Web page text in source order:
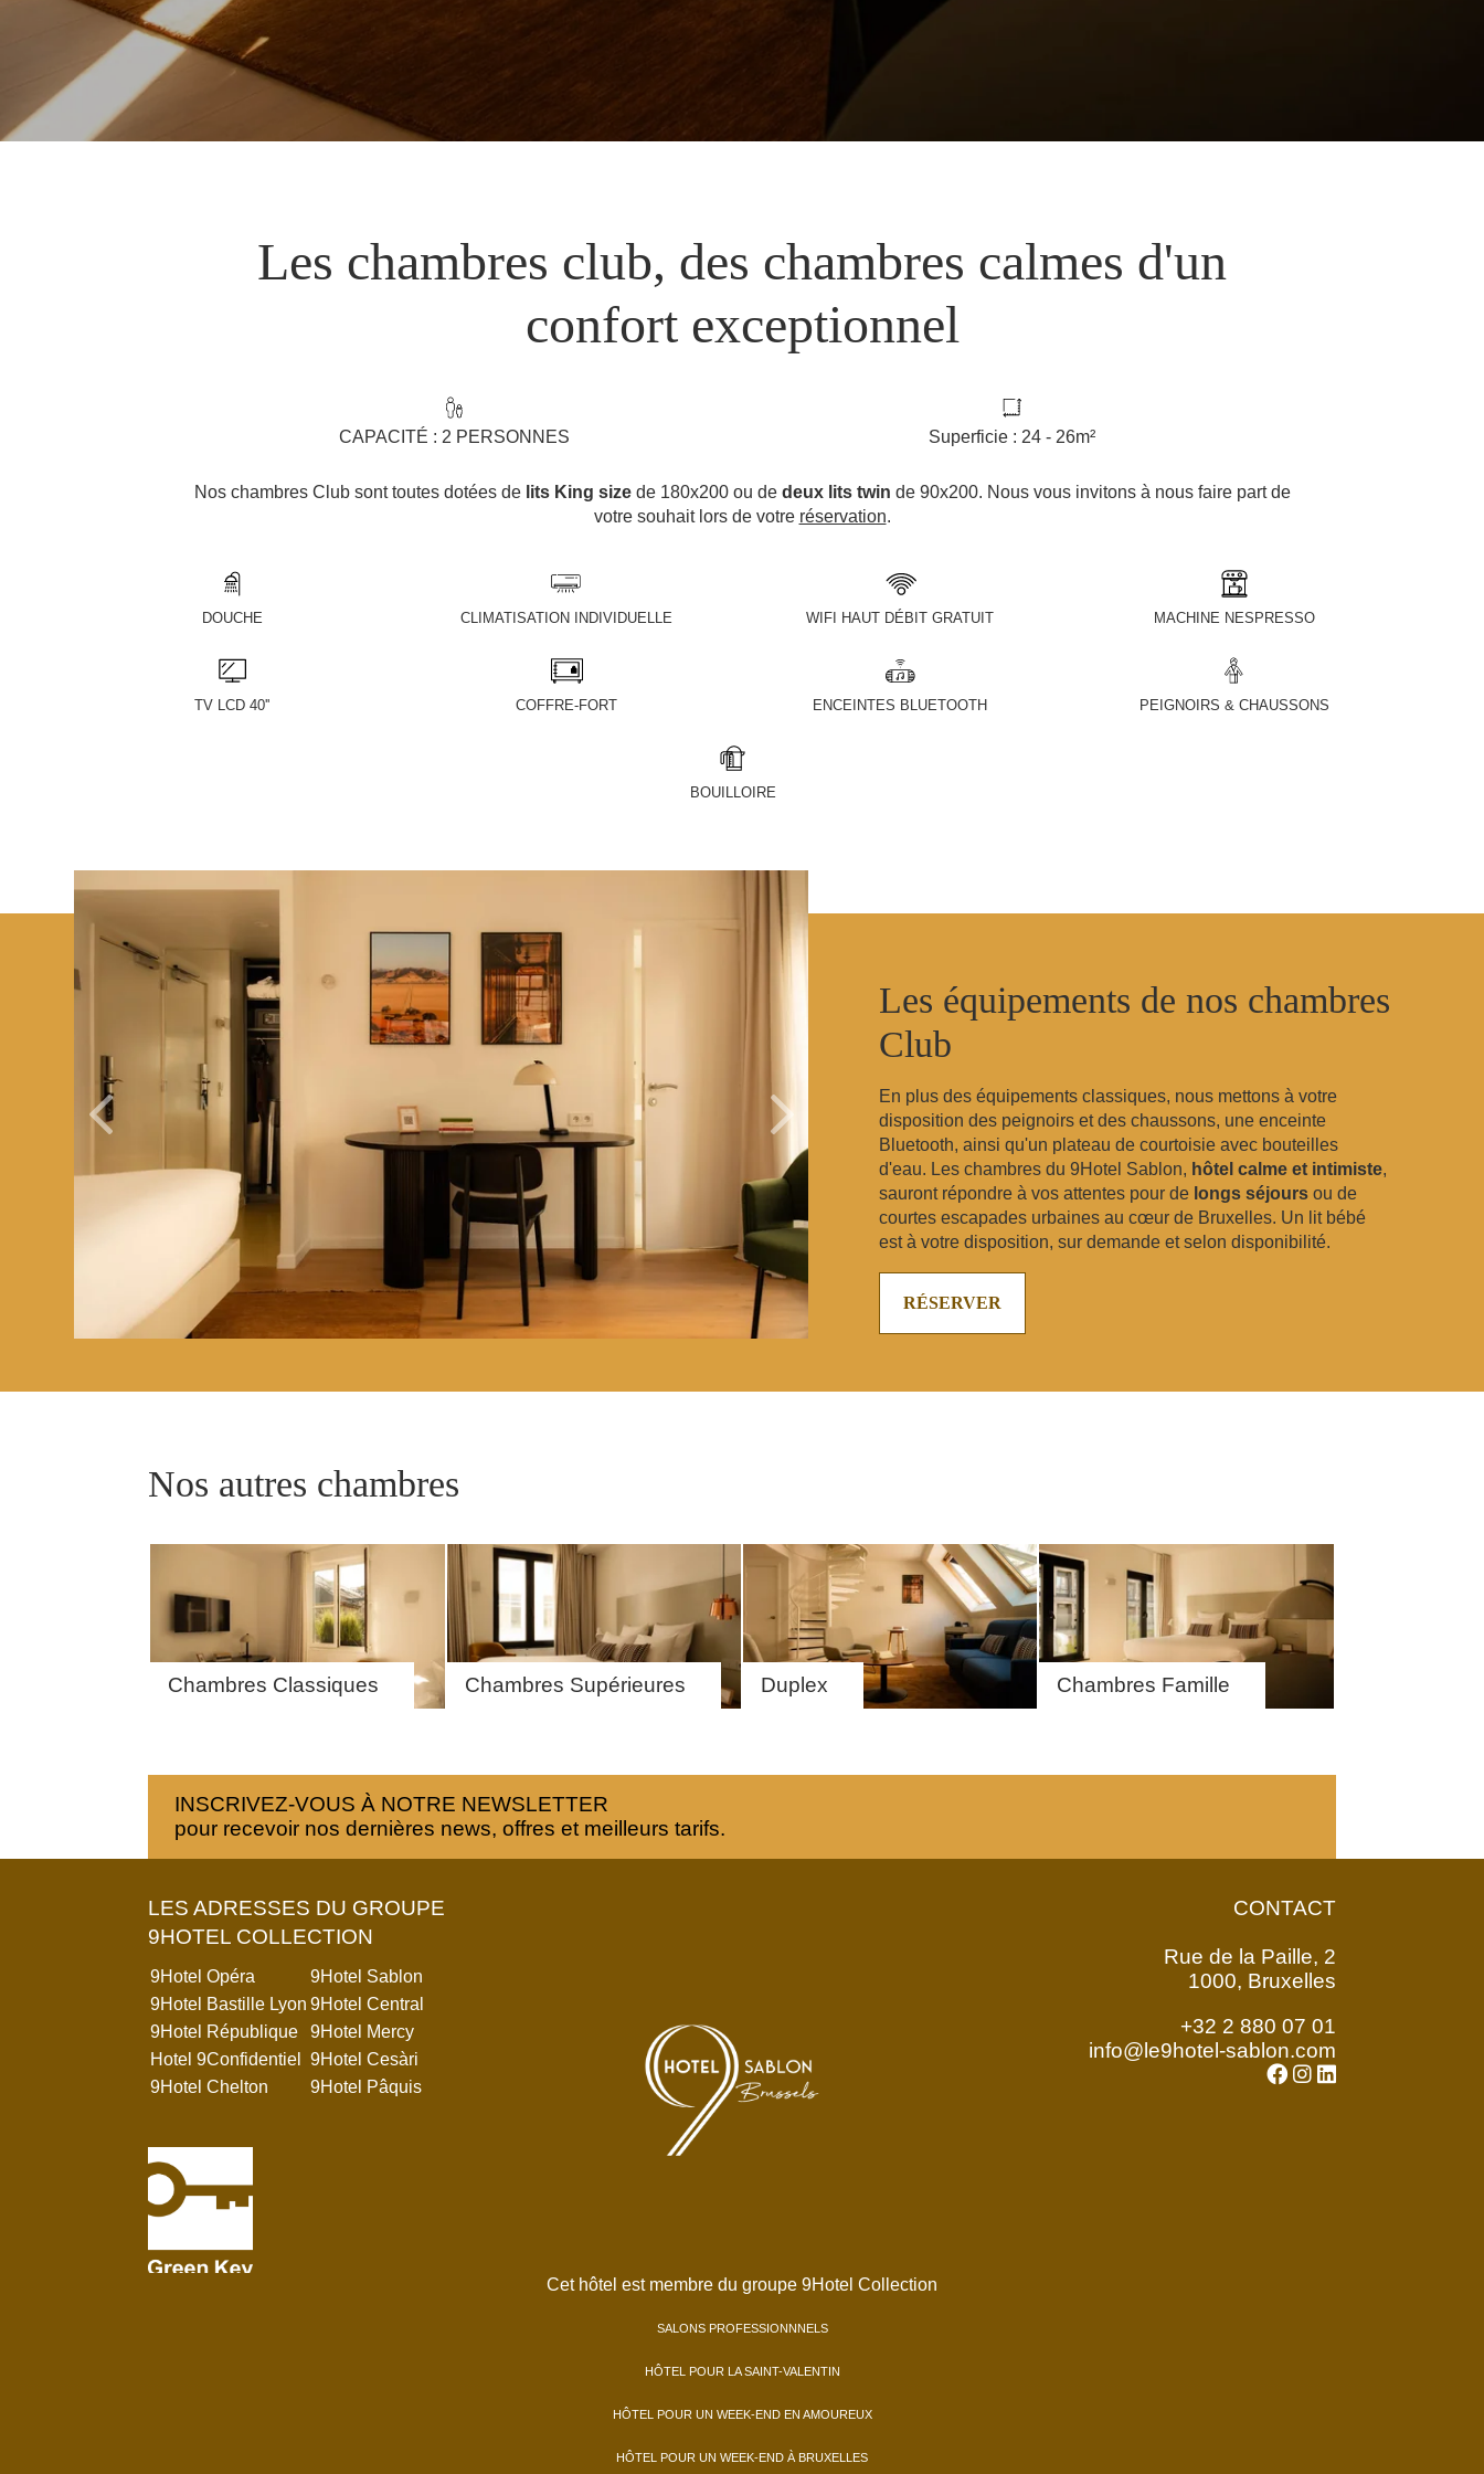
Les chambres club, des chambres calmes d'un
confort exceptionnel
CAPACITÉ : 2 PERSONNES Superficie : 24 - 26m²
Nos chambres Club sont toutes dotées de lits King sizede 180x200 ou de deux lits twin de 90x200. Nous vous invitons à nous faire part de
votre souhait lors de votre réservation.
DOUCHE CLIMATISATION INDIVIDUELLE WIFI HAUT DÉBIT GRATUIT MACHINE NESPRESSO
TV LCD 40'' COFFRE-FORT ENCEINTES BLUETOOTH PEIGNOIRS & CHAUSSONS
BOUILLOIRE
Les équipements de nos chambres
Club
En plus des équipements classiques, nous mettons à votre
disposition des peignoirs et des chaussons, une enceinte
Bluetooth, ainsi qu'un plateau de courtoisie avec bouteilles
d'eau. Les chambres du 9Hotel Sablon, hôtel calme et intimiste,
sauront répondre à vos attentes pour de longs séjours ou de
courtes escapades urbaines au cœur de Bruxelles. Un lit bébé
est à votre disposition, sur demande et selon disponibilité.
RÉSERVER
Nos autres chambres
Chambres Classiques Chambres Supérieures Duplex Chambres Famille
INSCRIVEZ-VOUS À NOTRE NEWSLETTER
pour recevoir nos dernières news, offres et meilleurs tarifs.
LES ADRESSES DU GROUPE
9HOTEL COLLECTION
9Hotel Opéra
9Hotel Sablon
9Hotel Bastille Lyon 9Hotel Central
9Hotel République
9Hotel Mercy
Hotel 9Confidentiel
9Hotel Cesàri
9Hotel Chelton
9Hotel Pâquis
CONTACT
Rue de la Paille, 2
1000, Bruxelles
+32 2 880 07 01
info@le9hotel-sablon.com
Cet hôtel est membre du groupe 9Hotel Collection
SALONS PROFESSIONNNELS
HÔTEL POUR LA SAINT-VALENTIN
HÔTEL POUR UN WEEK-END EN AMOUREUX
HÔTEL POUR UN WEEK-END À BRUXELLES
CHAMBRES
SERVICES
GALERIE
OFFRES
TOURISME
NOS ENGAGEMENTS
FR EN NL